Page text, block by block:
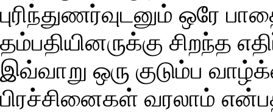
புரிந்துணர்வுடனும் ஒரே
தம்பதியினருக்கு சிறந்த
இவ்வாறு ஒரு குடும்ப
பிரச்சினைகள் வரலாம்